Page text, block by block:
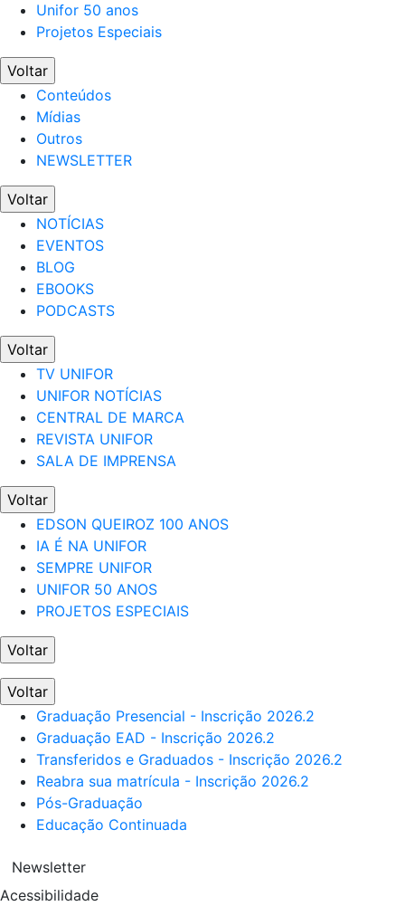
Unifor 50 anos
Projetos Especiais
Voltar
Conteúdos
Mídias
Outros
NEWSLETTER
Voltar
NOTÍCIAS
EVENTOS
BLOG
EBOOKS
PODCASTS
Voltar
TV UNIFOR
UNIFOR NOTÍCIAS
CENTRAL DE MARCA
REVISTA UNIFOR
SALA DE IMPRENSA
Voltar
EDSON QUEIROZ 100 ANOS
IA É NA UNIFOR
SEMPRE UNIFOR
UNIFOR 50 ANOS
PROJETOS ESPECIAIS
Voltar
Voltar
Graduação Presencial - Inscrição 2026.2
Graduação EAD - Inscrição 2026.2
Transferidos e Graduados - Inscrição 2026.2
Reabra sua matrícula - Inscrição 2026.2
Pós-Graduação
Educação Continuada
Newsletter
Acessibilidade